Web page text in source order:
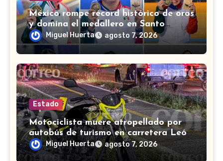
México rompe récord histórico de oros
y domina el medallero en Santo
Domingo 2026
Miguel Huerta agosto 7, 2026
Estado
Motociclista muere atropellado por
autobús de turismo en carretera León-
San Francisco del Rincón
Miguel Huerta agosto 7, 2026